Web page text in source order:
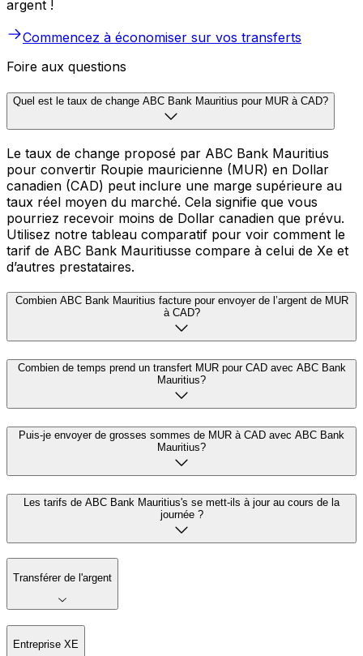
argent !
Commencez à économiser sur vos transferts
Foire aux questions
Quel est le taux de change ABC Bank Mauritius pour MUR à CAD?
Le taux de change proposé par ABC Bank Mauritius
pour convertir Roupie mauricienne (MUR) en Dollar
canadien (CAD) peut inclure une marge supérieure au
taux réel moyen du marché. Cela signifie que vous
pourriez recevoir moins de Dollar canadien que prévu.
Utilisez notre tableau comparatif pour voir comment le
tarif de ABC Bank Mauritiusse compare à celui de Xe et
d’autres prestataires.
Combien ABC Bank Mauritius facture pour envoyer de l’argent de MUR
à CAD?
Combien de temps prend un transfert MUR pour CAD avec ABC Bank
Mauritius?
Puis-je envoyer de grosses sommes de MUR à CAD avec ABC Bank
Mauritius?
Les tarifs de ABC Bank Mauritius's se mett-ils à jour au cours de la
journée ?
Transférer de l'argent
Entreprise XE